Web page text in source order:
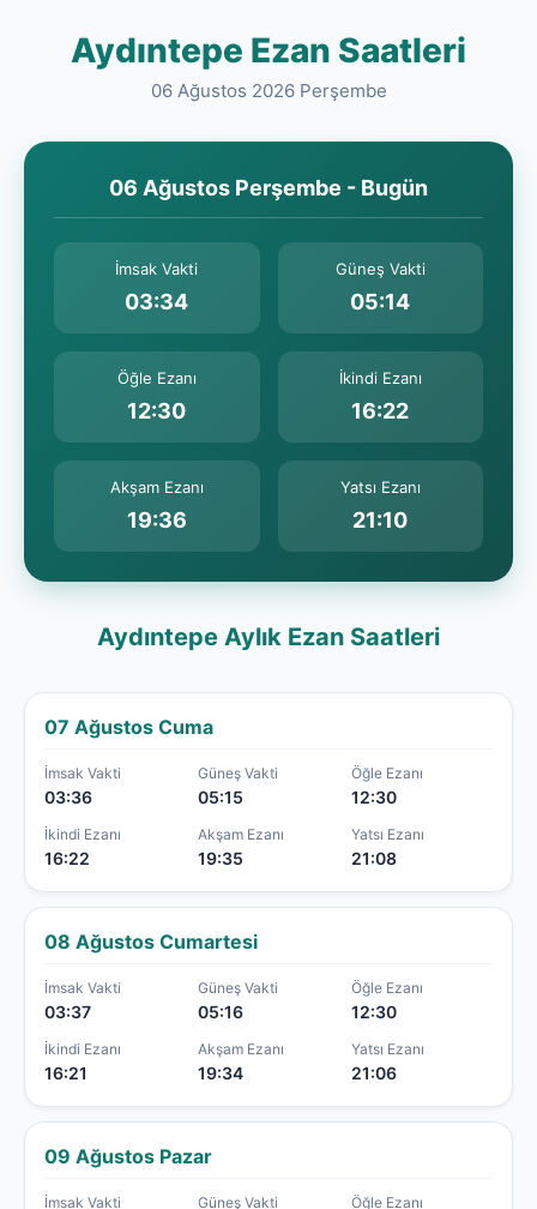
Aydıntepe Ezan Saatleri
06 Ağustos 2026 Perşembe
06 Ağustos Perşembe - Bugün
İmsak Vakti
03:34
Güneş Vakti
05:14
Öğle Ezanı
12:30
İkindi Ezanı
16:22
Akşam Ezanı
19:36
Yatsı Ezanı
21:10
Aydıntepe Aylık Ezan Saatleri
07 Ağustos Cuma
İmsak Vakti
03:36
Güneş Vakti
05:15
Öğle Ezanı
12:30
İkindi Ezanı
16:22
Akşam Ezanı
19:35
Yatsı Ezanı
21:08
08 Ağustos Cumartesi
İmsak Vakti
03:37
Güneş Vakti
05:16
Öğle Ezanı
12:30
İkindi Ezanı
16:21
Akşam Ezanı
19:34
Yatsı Ezanı
21:06
09 Ağustos Pazar
İmsak Vakti Güneş Vakti Öğle Ezanı